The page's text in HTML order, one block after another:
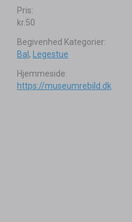
Pris:
kr.50
Begivenhed Kategorier:
Bal ,
Legestue
Hjemmeside:
https://museumrebild.dk